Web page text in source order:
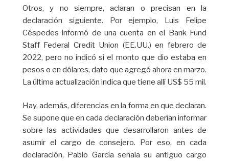
Otros, y no siempre, aclaran o precisan en la
declaración siguiente. Por ejemplo, Luis Felipe
Céspedes informó de una cuenta en el Bank Fund
Staff Federal Credit Union (EE.UU.) en febrero de
2022, pero no indicó si el monto que dio estaba en
pesos o en dólares, dato que agregó ahora en marzo.
La última actualización indica que tiene allí US$ 55 mil.
Hay, además, diferencias en la forma en que declaran.
Se supone que en cada declaración deberían informar
sobre las actividades que desarrollaron antes de
asumir el cargo de consejero. Por eso, en cada
declaración, Pablo García señala su antiguo cargo